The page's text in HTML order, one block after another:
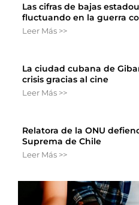
Las cifras de bajas
fluctuando en la guerra
Leer Más >>
La ciudad cubana de
crisis gracias al cine
Leer Más >>
Relatora de la ONU
Suprema de Chile
Leer Más >>